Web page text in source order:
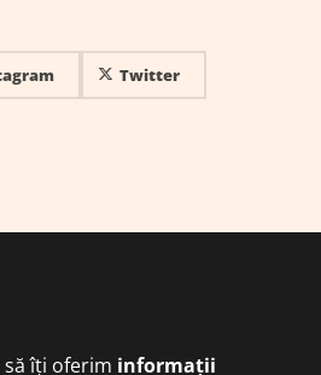
Twitter
îți oferim informații